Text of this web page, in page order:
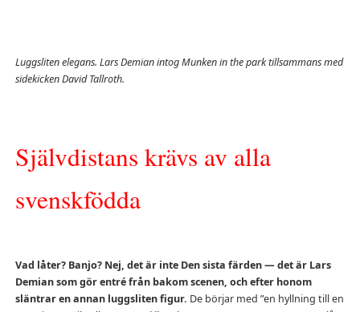
Luggsliten elegans. Lars Demian intog Munken in the park tillsammans med
sidekicken David Tallroth.
Självdistans krävs av alla
svenskfödda
Vad låter? Banjo? Nej, det är inte Den sista färden — det är Lars
Demian som gör entré från bakom scenen, och efter honom
släntrar en annan luggsliten figur. De börjar med ”en hyllning till en